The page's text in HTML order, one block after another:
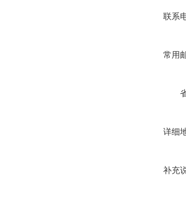
联系
常用
详细
补充